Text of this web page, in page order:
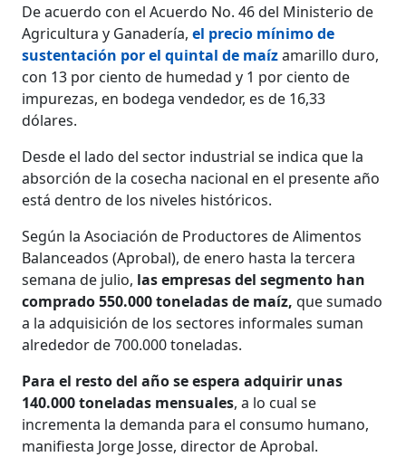
De acuerdo con el Acuerdo No. 46 del Ministerio de
Agricultura y Ganadería,el precio mínimo de
sustentación por el quintal de maízamarillo duro,
con 13 por ciento de humedad y 1 por ciento de
impurezas, en bodega vendedor, es de 16,33
dólares.
Desde el lado del sector industrial se indica que la
absorción de la cosecha nacional en el presente año
está dentro de los niveles históricos.
Según la Asociación de Productores de Alimentos
Balanceados (Aprobal), de enero hasta la tercera
semana de julio, las empresas del segmento han
comprado 550.000 toneladas de maíz,que sumado
a la adquisición de los sectores informales suman
alrededor de 700.000 toneladas.
Para el resto del año se espera adquirir unas
140.000 toneladas mensuales, a lo cual se
incrementa la demanda para el consumo humano,
manifiesta Jorge Josse, director de Aprobal.